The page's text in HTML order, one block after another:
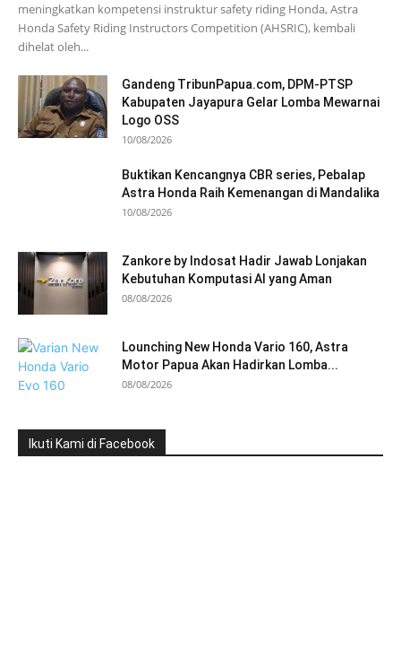
meningkatkan kompetensi instruktur safety riding Honda, Astra
Honda Safety Riding Instructors Competition (AHSRIC), kembali
dihelat oleh...
Gandeng TribunPapua.com, DPM-PTSP
Kabupaten Jayapura Gelar Lomba Mewarnai
Logo OSS
10/08/2026
Buktikan Kencangnya CBR series, Pebalap
Astra Honda Raih Kemenangan di Mandalika
10/08/2026
Zankore by Indosat Hadir Jawab Lonjakan
Kebutuhan Komputasi AI yang Aman
08/08/2026
Lounching New Honda Vario 160, Astra
Motor Papua Akan Hadirkan Lomba...
08/08/2026
Ikuti Kami di Facebook